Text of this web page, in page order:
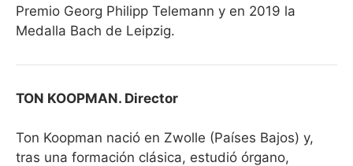
Premio Georg Philipp Telemann y en 2019 la
Medalla Bach de Leipzig.
TON KOOPMAN. Director
Ton Koopman nació en Zwolle (Países Bajos) y,
tras una formación clásica, estudió órgano,